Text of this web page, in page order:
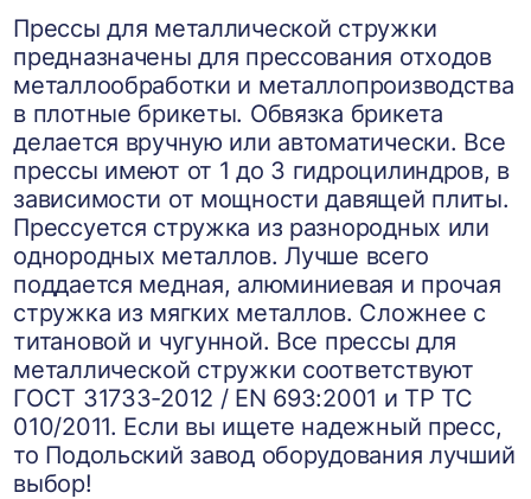
Прессы для металлической стружки
предназначены для прессования отходов
металлообработки и металлопроизводства
в плотные брикеты. Обвязка брикета
делается вручную или автоматически. Все
прессы имеют от 1 до 3 гидроцилиндров, в
зависимости от мощности давящей плиты.
Прессуется стружка из разнородных или
однородных металлов. Лучше всего
поддается медная, алюминиевая и прочая
стружка из мягких металлов. Сложнее с
титановой и чугунной. Все прессы для
металлической стружки соответствуют
ГОСТ 31733-2012 / EN 693:2001 и ТР ТС
010/2011. Если вы ищете надежный пресс,
то Подольский завод оборудования лучший
выбор!